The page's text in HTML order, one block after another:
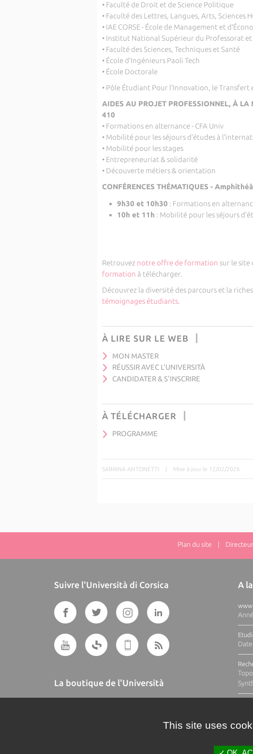
• Faculté de Droit et de Science Politique
• Faculté des Lettres, Langues, Arts, Sciences
• IAE CORSE - École de Management et
• Institut National Supérieur du Professorat et
• Faculté des Sciences, Techniques et Santé
• École d’Ingénieurs Paoli Tech
• École Doctorale
• Pôle Étudiant Pour l’Innovation, le Transfert
AIDES AU PROJET PROFESSIONNEL, À
410
• Formations en alternance - CFA Univ
• Mobilité pour les séjours d’études à
• Mobilité pour les stages
• Entrepreneuriat & solidarité
• Découverte métiers & orientation
CONFÉRENCES THÉMATIQUES -
9h30 et 10h30 : Formations en
10h et 11h : Mobilité pour les séjours
Retrouvez notre offre de formation sur le site
formation à télécharger.
Découvrez la diversité des parcours et la
témoignages étudiants.
À LIRE SUR LE WEB
MON MASTER
RÉUSSIR AVEC L'UNIVERSITÀ
CANDIDATER & S'INSCRIRE
À TÉLÉCHARGER
PROGRAMME
SABRINA ANTONETTI | Mise à jour le 12/02/2026
Plan du site | Directeur
Suivre l'Università di Corsica
La boutique de l'Università
A
This site uses